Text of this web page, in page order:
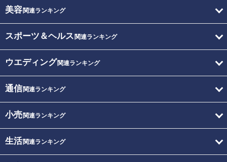
美容関連ランキング
スポーツ＆ヘルス 関連ランキング
ウエディング関連ランキング
通信関連ランキング
小売関連ランキング
生活関連ランキング